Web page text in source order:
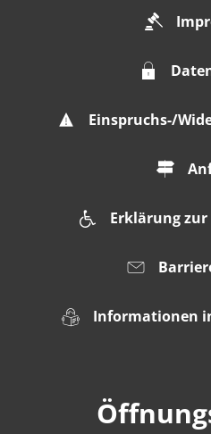
Einspruchs-/
Erklärung
Informationen